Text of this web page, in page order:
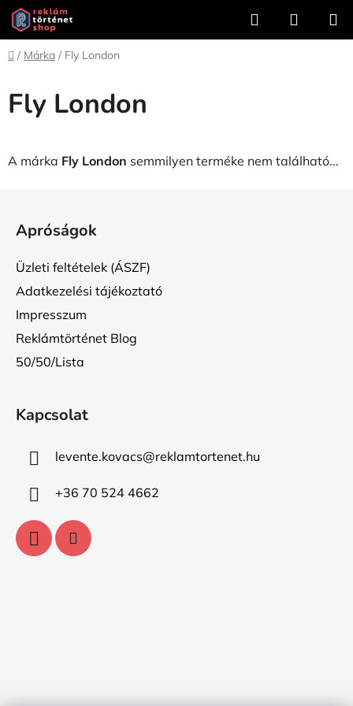
Ugrás
fő
tartalomhoz
KeresésKOSÁR
Kezdőlap
/ Márka / Fly London
Fly London
A márka Fly London semmilyen terméke nem található...
Apróságok
Üzleti feltételek (ÁSZF)
Adatkezelési tájékoztató
Impresszum
Reklámtörténet Blog
50/50/Lista
Kapcsolat
levente.kovacs@reklamtortenet.hu
+36 70 524 4662